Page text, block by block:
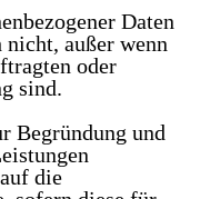
Daten
außer wenn
oder
sind.
Begründung und
die